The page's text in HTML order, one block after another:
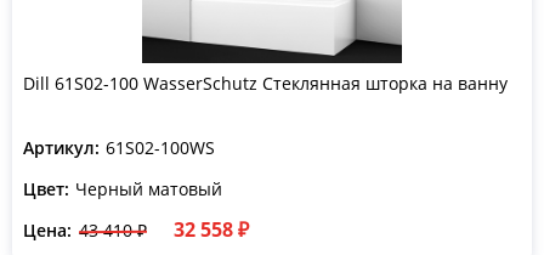
Dill 61S02-100 WasserSchutz Стеклянная шторка на ванну
Артикул: 61S02-100WS
Цвет: Черный матовый
Цена: 43 410 ₽ 32 558 ₽